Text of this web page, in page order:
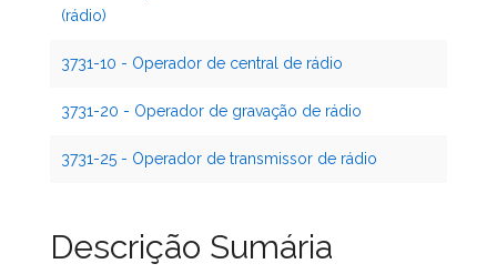
(rádio)
3731-10 - Operador de central de rádio
3731-20 - Operador de gravação de rádio
3731-25 - Operador de transmissor de rádio
Descrição Sumária